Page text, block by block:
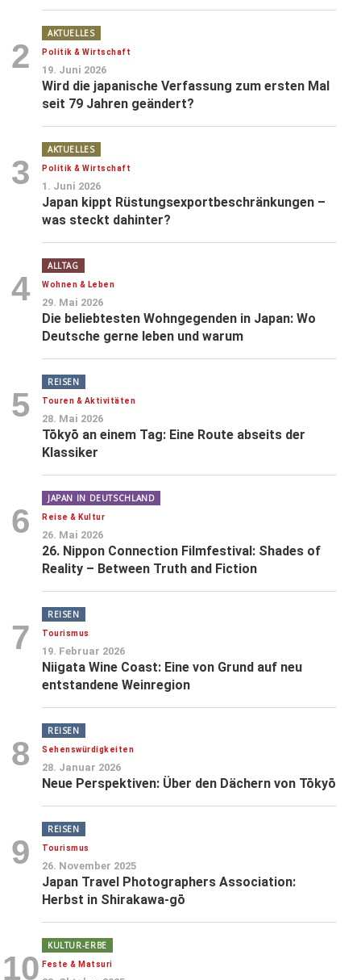
2
AKTUELLES
Politik & Wirtschaft
19. Juni 2026
Wird die japanische Verfassung zum ersten Mal
seit 79 Jahren geändert?
3
AKTUELLES
Politik & Wirtschaft
1. Juni 2026
Japan kippt Rüstungsexportbeschränkungen –
was steckt dahinter?
4
ALLTAG
Wohnen & Leben
29. Mai 2026
Die beliebtesten Wohngegenden in Japan: Wo
Deutsche gerne leben und warum
5
REISEN
Touren & Aktivitäten
28. Mai 2026
Tōkyō an einem Tag: Eine Route abseits der
Klassiker
6
JAPAN IN DEUTSCHLAND
Reise & Kultur
26. Mai 2026
26. Nippon Connection Filmfestival: Shades of
Reality – Between Truth and Fiction
7
REISEN
Tourismus
19. Februar 2026
Niigata Wine Coast: Eine von Grund auf neu
entstandene Weinregion
8
REISEN
Sehenswürdigkeiten
28. Januar 2026
Neue Perspektiven: Über den Dächern von Tōkyō
9
REISEN
Tourismus
26. November 2025
Japan Travel Photographers Association:
Herbst in Shirakawa-gō
10
KULTUR-ERBE
Feste & Matsuri